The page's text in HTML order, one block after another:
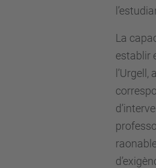
La
establir